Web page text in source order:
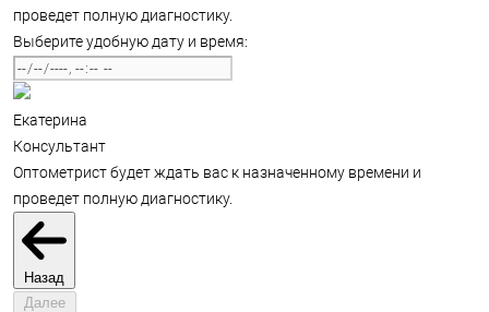
проведет полную диагностику.
Выберите удобную дату и время:
Екатерина
Консультант
Оптометрист будет ждать вас к назначенному времени и
проведет полную диагностику.
Назад
Далее